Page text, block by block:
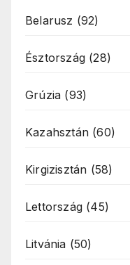
Belarusz (92)
Észtország (28)
Grúzia (93)
Kazahsztán (60)
Kirgizisztán (58)
Lettország (45)
Litvánia (50)